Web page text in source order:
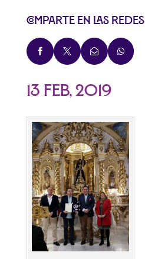
Comparte en las redes
   
13 Feb, 2019